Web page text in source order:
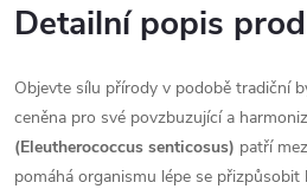
Detailní popis
Objevte sílu přírody v podobě tradiční
ceněna pro své povzbuzující a
(Eleutherococcus senticosus) patří
pomáhá organismu lépe se